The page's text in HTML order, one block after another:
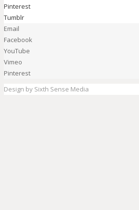
Pinterest
Tumblr
Email
Facebook
YouTube
Vimeo
Pinterest
Design by Sixth Sense Media